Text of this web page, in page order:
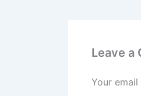
Leave a
Your